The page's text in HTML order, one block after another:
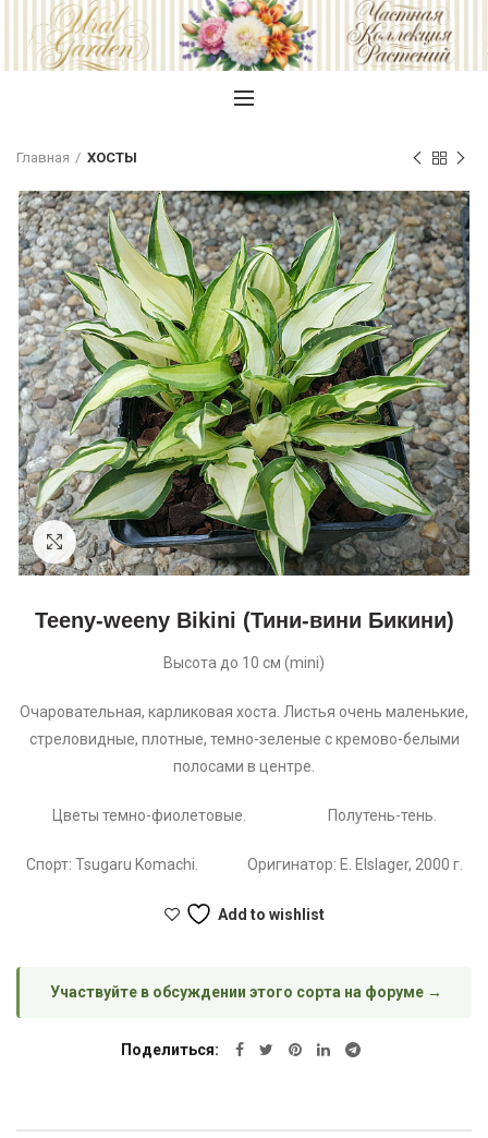
Главная ХОСТЫ
Увеличить
Teeny-weeny Bikini (Тини-вини Бикини)
Высота до 10 см (mini)
Очаровательная, карликовая хоста. Листья очень маленькие,
стреловидные, плотные, темно-зеленые с кремово-белыми
полосами в центре.
Цветы темно-фиолетовые. Полутень-тень.
Спорт: Tsugaru Komachi. Оригинатор: E. Elslager, 2000 г.
Add to wishlist
Участвуйте в обсуждении этого сорта на форуме →
Поделиться